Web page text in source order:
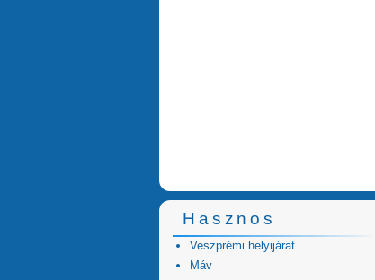
Hasznos
Veszprémi helyijárat
Máv